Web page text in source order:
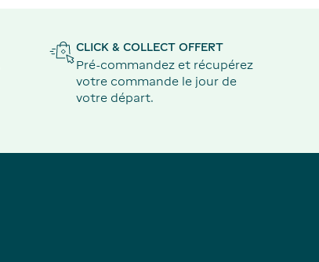
CLICK & COLLECT OFFERT
Pré-commandez et récupérez
votre commande le jour de
votre départ.